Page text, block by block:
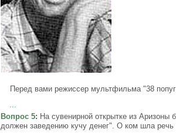
Перед вами режиссер мультфильма "38
...
Вопрос 5: На сувенирной открытке из
должен заведению кучу денег". О ком шла